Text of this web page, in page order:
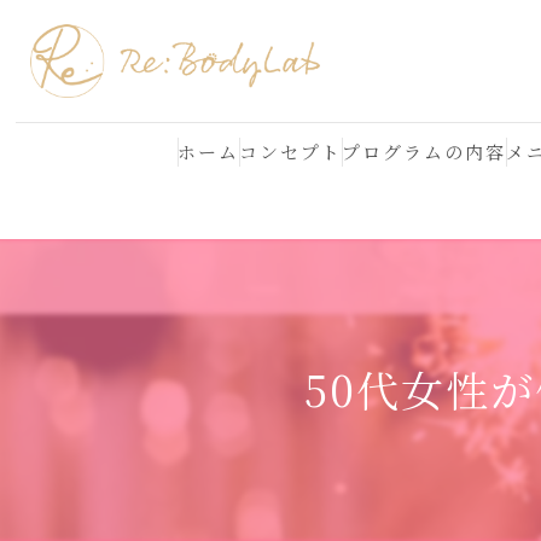
ホーム コンセプト プログラムの内容
結果が出る理由
メ
50代女性